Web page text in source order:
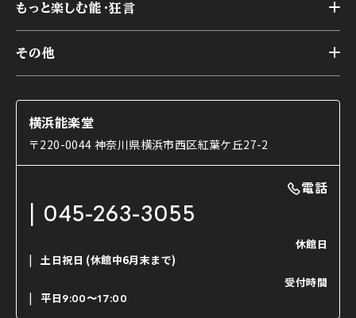
様々なお客様に向けて
本舞台座席
交通アクセス
第二舞台
研修室
楽屋
ご利用の流れ
利用料金表
もっと楽しむ能・狂言
能舞台と演じ手
使用する道具
能・狂言の曲目説明
日本の古典芸能
その他
コラム
OTABISHO
チケット購入方法
ご寄附について
よくいただくご質問
横浜能楽堂
〒220-0044 神奈川県横浜市西区紅葉ケ丘27-2
電話
045-263-3055
休館日
土日祝日 (休館中6月末まで)
受付時間
平日9:00〜17:00